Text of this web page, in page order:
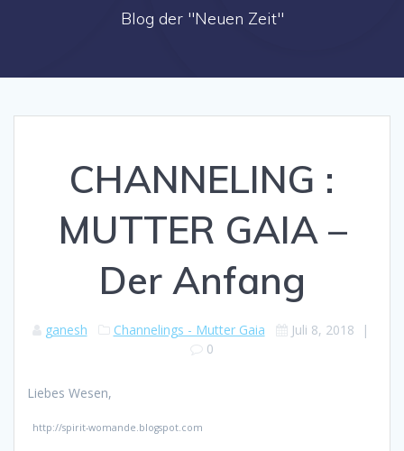
Blog der "Neuen Zeit"
CHANNELING :
MUTTER GAIA –
Der Anfang
ganesh Channelings - Mutter Gaia Juli 8, 2018 |
0
Liebes Wesen,
http://spirit-womande.blogspot.com